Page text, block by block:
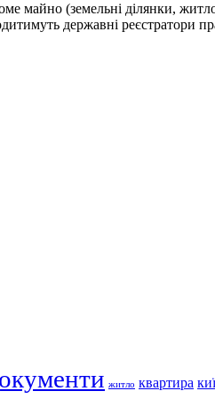
майно (земельні ділянки,
державні реєстратори
житло квартира